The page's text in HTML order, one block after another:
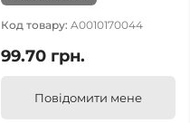
Код товару: A0010170044
99.70 грн.
Повідомити мене